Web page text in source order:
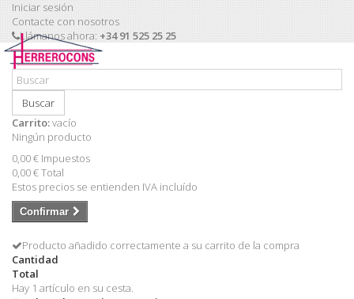
Iniciar sesión
Contacte con nosotros
Llámanos ahora: +34 91 525 25 25
Buscar
Carrito:vacío
Ningún producto
0,00 € Impuestos
0,00 €Total
Estos precios se entienden IVA incluído
Confirmar
Producto añadido correctamente a su carrito de la compra
Cantidad
Total
Hay 1 artículo en su cesta.